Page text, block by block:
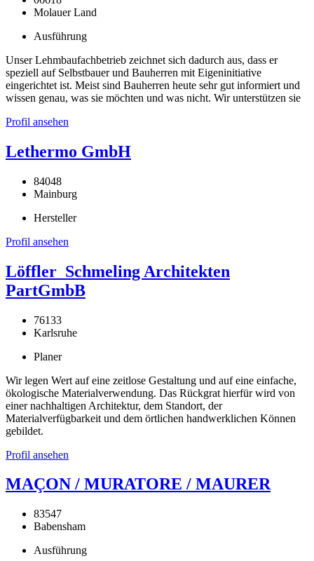
Molauer Land
Ausführung
Unser Lehmbaufachbetrieb zeichnet sich dadurch aus, dass er
speziell auf Selbstbauer und Bauherren mit Eigeninitiative
eingerichtet ist. Meist sind Bauherren heute sehr gut informiert und
wissen genau, was sie möchten und was nicht. Wir unterstützen sie
Profil ansehen
Lethermo GmbH
84048
Mainburg
Hersteller
Profil ansehen
Löffler_Schmeling Architekten
PartGmbB
76133
Karlsruhe
Planer
Wir legen Wert auf eine zeitlose Gestaltung und auf eine einfache,
ökologische Materialverwendung. Das Rückgrat hierfür wird von
einer nachhaltigen Architektur, dem Standort, der
Materialverfügbarkeit und dem örtlichen handwerklichen Können
gebildet.
Profil ansehen
MAÇON / MURATORE / MAURER
83547
Babensham
Ausführung